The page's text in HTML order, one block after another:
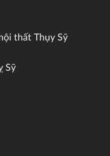
thất Thụy Sỹ
Sỹ